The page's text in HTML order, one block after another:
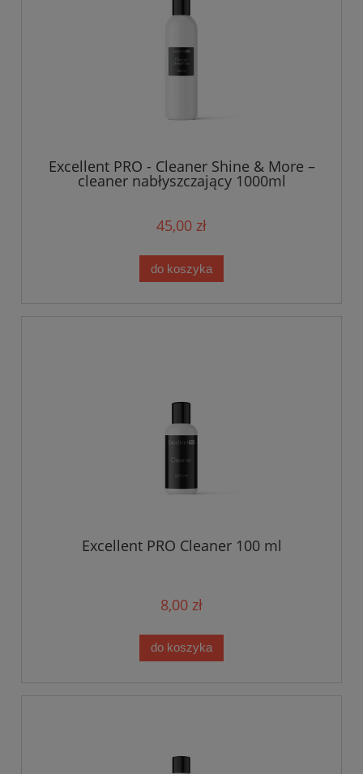
Excellent PRO - Cleaner Shine & More –
cleaner nabłyszczający 1000ml
45,00 zł
do koszyka
Excellent PRO Cleaner 100 ml
8,00 zł
do koszyka